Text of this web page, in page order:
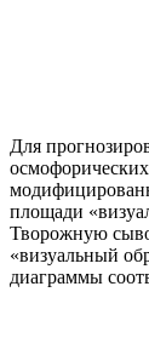
Для
площади
Творожную
«визуальный
диаграммы